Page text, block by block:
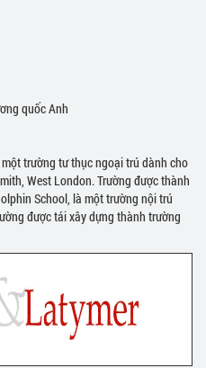
quốc Anh
trường tư thục ngoại trú dành cho
West London. Trường được thành
School, là một trường nội trú
được tái xây dựng thành trường